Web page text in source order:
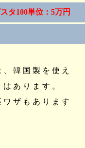
タ100単位：5万円
韓国製を使え
あります。
ザもあります